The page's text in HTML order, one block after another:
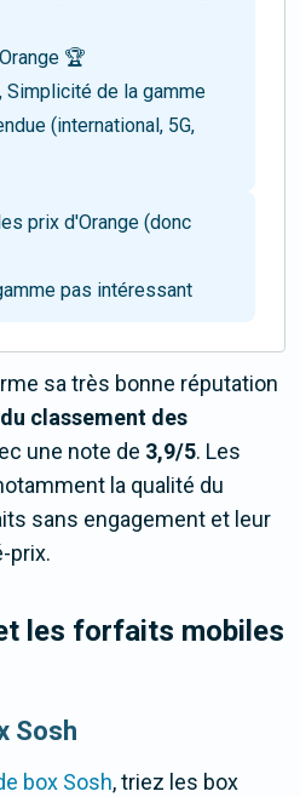
🏆
Simplicité de la gamme
(international, 5G,
prix d'Orange (donc
pas intéressant
sa très bonne réputation
du classement des
une note de 3,9/5. Les
la qualité du
sans engagement et leur
prix.
les forfaits mobiles
Sosh
box Sosh, triez les box